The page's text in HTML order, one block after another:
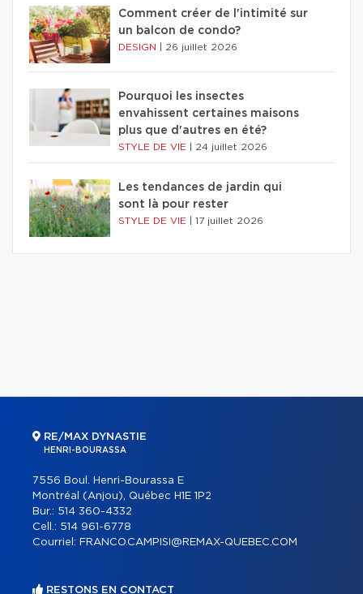
Comment créer de l'intimité sur
un balcon de condo?
DESIGN 26 juillet 2026
Pourquoi les insectes
envahissent certaines maisons
plus que d'autres en été?
STYLE DE VIE 24 juillet 2026
Les tendances de jardin qui
sont là pour rester
STYLE DE VIE 17 juillet 2026
RE/MAX DYNASTIE
HENRI-BOURASSA
7556 Boul. Henri-Bourassa E
Montréal (Anjou), Québec H1E 1P2
Bur.: 514 360-4332
Cell.: 514 961-6778
Courriel: FRANCO.CAMPISI@REMAX-QUEBEC.COM
RESTONS EN CONTACT